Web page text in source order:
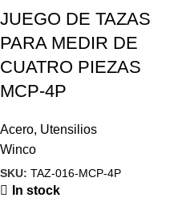
JUEGO DE TAZAS
PARA MEDIR DE
CUATRO PIEZAS
MCP-4P
Acero, Utensilios
Winco
SKU: TAZ-016-MCP-4P
In stock